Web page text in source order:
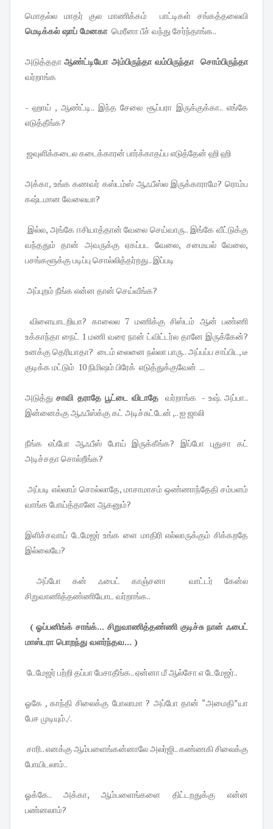
மொதல்ல மாதர் குல மாணிக்கம் பாட்டிகள் சங்கத்தலைவி
மெடிக்கல் ஷாப் மேனகா மெரீனா பீச் வந்து சேர்ந்தாங்க..
அடுத்ததாஆண்ட்டியோ அம்பிருந்தா வம்பிருந்தா சொம்பிருந்தா
வர்றாங்க
- ஹாய் , ஆண்ட்டி.. இந்த சேலை சூப்பரா இருக்குக்கா.. எங்கே
எடுத்தீங்க?
ஜவுளிக்கடைல கடைக்காரன் பார்க்காதப்ப எடுத்தேன் ஹி ஹி
அக்கா, உங்க கணவர் கஸ்டம்ஸ் ஆஃபீஸ்ல இருக்காராமே? ரொம்ப
கஷ்டமான வேலையா?
இல்ல, அங்கே ஈசியாத்தான் வேலை செய்வாரு.. இங்கே வீட்டுக்கு
வந்ததும் தான் அவருக்கு ஏகப்பட வேலை, சமையல் வேலை,
பசங்களூக்கு படிப்பு சொல்லித்தர்றது.. இப்படி
அப்புறம் நீங்க என்ன தான் செய்வீங்க?
விளையாடறியா? காலைல 7 மணிக்கு சிஸ்டம் ஆன் பண்ணி
உக்காந்தா நைட் 1 மணி வரை நான் ட்விட்டர்ல தானே இருக்கேன்?
உனக்கு தெரியாதா? டைம் லைனை நல்லா பாரு.. அப்பப்ப சாப்பிட, டீ
குடிக்க மட்டும் 10 நிமிஷம் பிரேக் எடுத்துக்குவேன் ...
அடுத்துசாவி தராதே பூட்டை விடாதே வர்றாங்க - உஷ். அப்பா..
இன்னைக்கு ஆஃபீஸ்க்கு கட் அடிச்சுட்டேன் ,.. ஐ ஜாலி
நீங்க எப்போ ஆஃபீஸ் போய் இருக்கீங்க? இப்போ புதுசா கட்
அடிச்சதா சொல்றீங்க?
அப்படி எல்லாம் சொல்லாதே, மாசாமாசம் ஒண்ணாந்தேதி சம்பளம்
வாங்க போய்த்தானே ஆகனும்?
இளிச்சவாய் டேமேஜர் உங்க ளை மாதிரி எல்லாருக்கும் சிக்கறதே
இல்லையே?
அப்போ கன் ஃபைட் காஞ்சனா வாட்டர் கேன்ல
சிறுவாணித்தண்ணியோட வர்றாங்க..
( ஓப்பனிங்க் சாங்க்... சிறுவாணித்தண்ணி குடிச்சு நான் ஃபைட்
மாஸ்டரா பொறந்து வளர்ந்தவ... )
டேமேஜர் பற்றி தப்பா பேசாதீங்க.. ஏன்னா மீ ஆல்சோ எ டேமேஜர்..
ஓகே , காந்தி சிலைக்கு போலாமா ? அப்போ தான் “அமைதி”யா
பேச முடியும்./.
சாரி.. எனக்கு ஆம்பளைங்கன்னாலே அலர்ஜி.. கண்ணகி சிலைக்கு
போயிடலாம்..
ஓக்கே.. அக்கா, ஆம்பளைங்களை திட்டறதுக்கு என்ன
பண்னலாம்?